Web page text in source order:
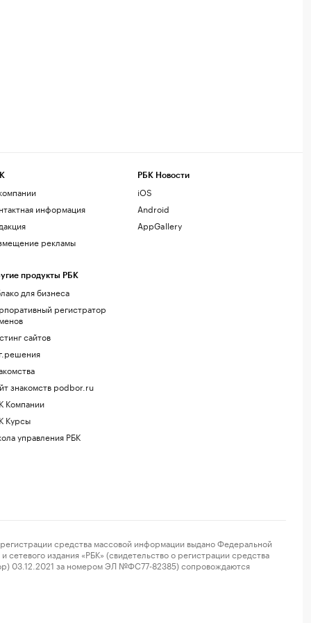
информация
рекламы
продукты РБК
для бизнеса
регистратор
сайтов
знакомств podbor.ru
Компании
Курсы
управления РБК
РБК Новости
iOS
Android
AppGallery
средства массовой информации выдано Федеральной
издания «РБК» (свидетельство о регистрации средства
03.12.2021 за номером ЭЛ №ФС77-82385) сопровождаются